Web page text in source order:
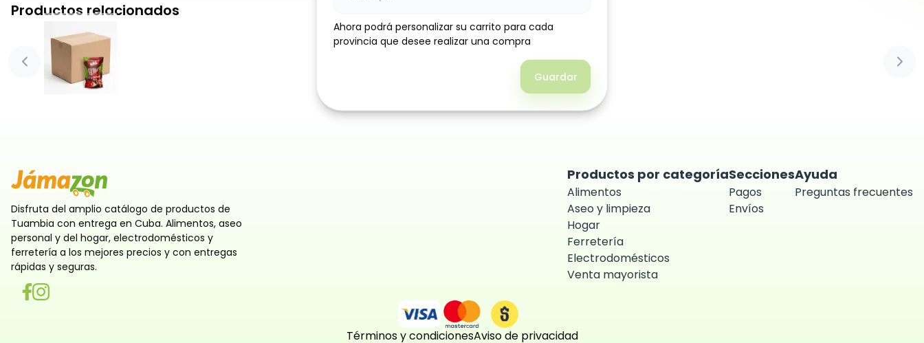
Productos relacionados
Diapositiva anterior
Disfruta del amplio catálogo de productos de
Tuambia con entrega en Cuba. Alimentos, aseo
personal y del hogar, electrodomésticos y
ferretería a los mejores precios y con entregas
rápidas y seguras.
Productos por categoría
Alimentos
Aseo y limpieza
Hogar
Ferretería
Electrodomésticos
Venta mayorista
Secciones
Pagos
Envíos
Ayuda
Preguntas frecuentes
Términos y condicionesAviso de privacidad
Ahora podrá personalizar su carrito para cada
provincia que desee realizar una compra
Guardar
Ahora podrá personalizar su carrito para cada
provincia que desee realizar una compra
Guardar